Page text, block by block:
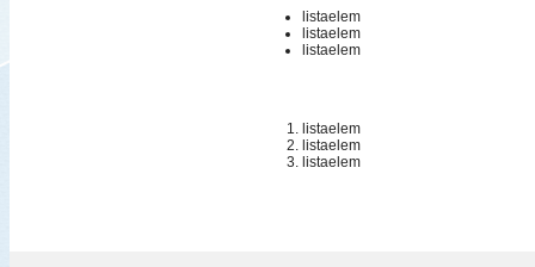
listaelem
listaelem
listaelem
listaelem
listaelem
listaelem